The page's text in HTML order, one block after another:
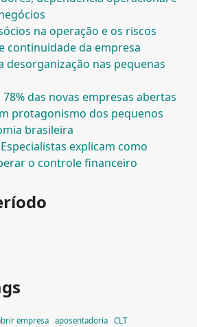
na operação e os riscos
continuidade da empresa
desorganização nas pequenas
das novas empresas abertas
protagonismo dos pequenos
brasileira
explicam como
o controle financeiro
empresa aposentadoria
CLT